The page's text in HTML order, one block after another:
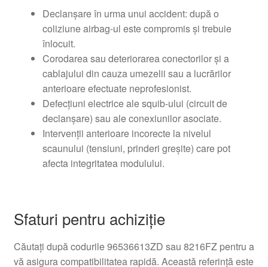
Declanșare în urma unui accident: după o
coliziune airbag-ul este compromis și trebuie
înlocuit.
Corodarea sau deteriorarea conectorilor și a
cablajului din cauza umezelii sau a lucrărilor
anterioare efectuate neprofesionist.
Defecțiuni electrice ale squib-ului (circuit de
declanșare) sau ale conexiunilor asociate.
Intervenții anterioare incorecte la nivelul
scaunului (tensiuni, prinderi greșite) care pot
afecta integritatea modulului.
Sfaturi pentru achiziție
Căutați după codurile 96536613ZD sau 8216FZ pentru a
vă asigura compatibilitatea rapidă. Această referință este